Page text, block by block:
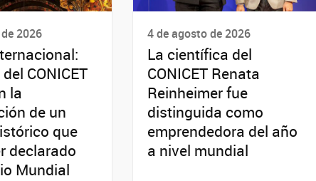
2026
CONICET
la
de un
que
declarado
Mundial
4 de agosto de 2026
La científica del
CONICET Renata
Reinheimer fue
distinguida como
emprendedora del año
a nivel mundial